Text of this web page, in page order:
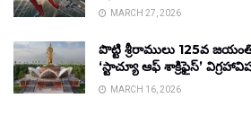
MARCH 27, 2026
పొట్టి శ్రీరాములు 125వ
‘స్టాచ్యూ ఆఫ్ శాక్రిఫైస్’
MARCH 16, 2026